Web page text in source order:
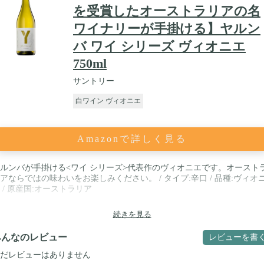
を受賞したオーストラリアの名
ワイナリーが手掛ける】ヤルン
バ ワイ シリーズ ヴィオニエ
750ml
サントリー
白ワイン ヴィオニエ
Amazonで詳しく見る
ンバが手掛ける<ワイ シリーズ>代表作のヴィオニエです。オースト
アならではの味わいをお楽しみください。 / タイプ:辛口 / 品種:ヴィオ
/ 原産国:オーストラリア
続きを見る
なのレビュー レビューを書く
レビューはありません